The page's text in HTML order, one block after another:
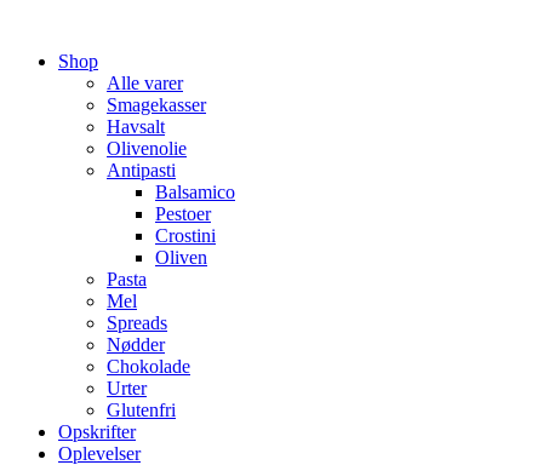
Shop
Alle varer
Smagekasser
Havsalt
Olivenolie
Antipasti
Balsamico
Pestoer
Crostini
Oliven
Pasta
Mel
Spreads
Nødder
Chokolade
Urter
Glutenfri
Opskrifter
Oplevelser